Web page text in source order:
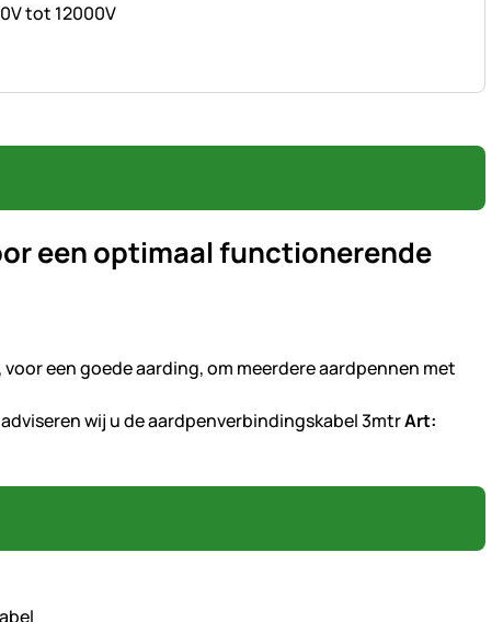
tot 12000V
een optimaal functionerende
een goede aarding, om meerdere aardpennen met
wij u de aardpenverbindingskabel 3mtrArt: